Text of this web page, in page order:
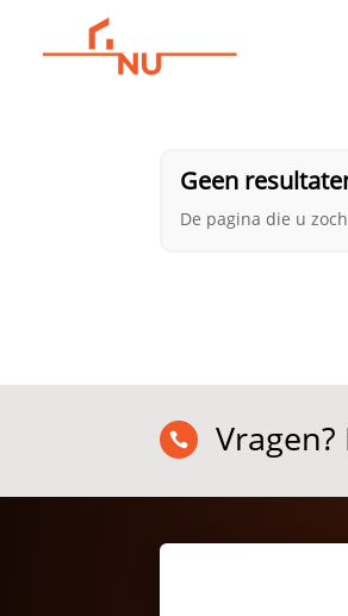
Geen
De pagina die u
